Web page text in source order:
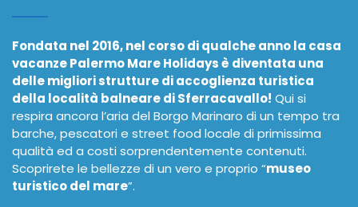
Fondata nel 2016, nel corso di qualche anno la casa
vacanze Palermo Mare Holidays è diventata una
delle migliori strutture di accoglienza turistica
della località balneare di Sferracavallo! Qui si
respira ancora l’aria del Borgo Marinaro di un tempo tra
barche, pescatori e street food locale di primissima
qualità ed a costi sorprendentemente contenuti.
Scoprirete le bellezze di un vero e proprio “museo
turistico del mare”.